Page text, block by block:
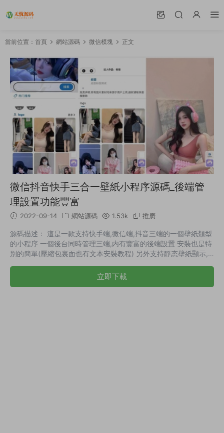
當前位置： 首頁 網站源碼 微信模塊 正文
微信抖音快手三合一壁紙小程序源碼_後端管
理設置功能豐富
2022-09-14 網站源碼 1.53k 推廣
源碼描述： 這是一款支持快手端,微信端,抖音三端的一個壁紙類型
的小程序 一個後台同時管理三端,内有豐富的後端設置 安裝也是特
别的簡單(壓縮包裏面也有文本安裝教程) 另外支持靜态壁紙顯示,
根據内容來自适應展示 另外後端可以開關模糊下載,所以支持用戶
模糊下載和激勵高清原圖下載 另外支持編号取圖也就是标簽取圖
立即下載